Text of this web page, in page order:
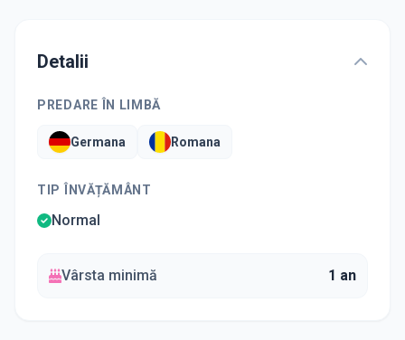
Detalii
PREDARE ÎN LIMBĂ
Germana Romana
TIP ÎNVĂȚĂMÂNT
Normal
Vârsta minimă 1 an